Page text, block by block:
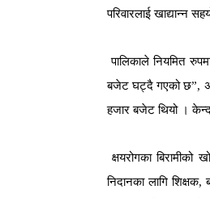
परिवारलाई खाद्यान्न
पालिकाले नियमित
बजेट घट्दै गएको छ”,
हजार बजेट थियो ।
क्षयरोगका बिरामीको
निदानका लागि शिक्षक,